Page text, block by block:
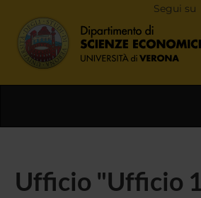
Segui su
Ufficio "Ufficio